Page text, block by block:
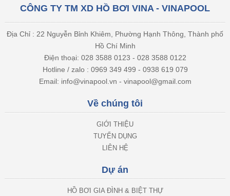
CÔNG TY TM XD HỒ BƠI VINA - VINAPOOL
Địa Chỉ : 22 Nguyễn Bỉnh Khiêm, Phường Hạnh Thông, Thành phố
Hồ Chí Minh
Điện thoại: 028 3588 0123 - 028 3588 0122
Hotline / zalo : 0969 349 499 - 0938 619 079
Email: info@vinapool.vn - vinapool@gmail.com
Về chúng tôi
GIỚI THIỆU
TUYỂN DỤNG
LIÊN HỆ
Dự án
HỒ BƠI GIA ĐÌNH & BIỆT THỰ